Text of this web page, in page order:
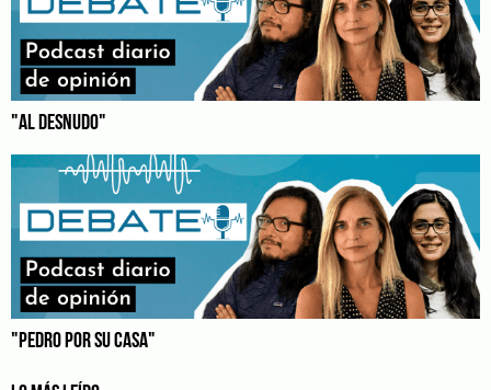
"AL DESNUDO"
"PEDRO POR SU CASA"